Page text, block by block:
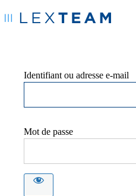
Identifiant ou adresse e-mail
Mot de passe